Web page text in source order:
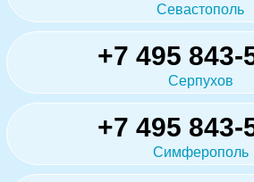
Севастополь
+7 495 843-
Серпухов
+7 495 843-
Симферополь